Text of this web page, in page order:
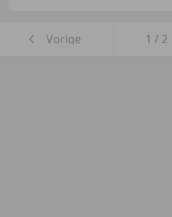
Vorige 1 / 2